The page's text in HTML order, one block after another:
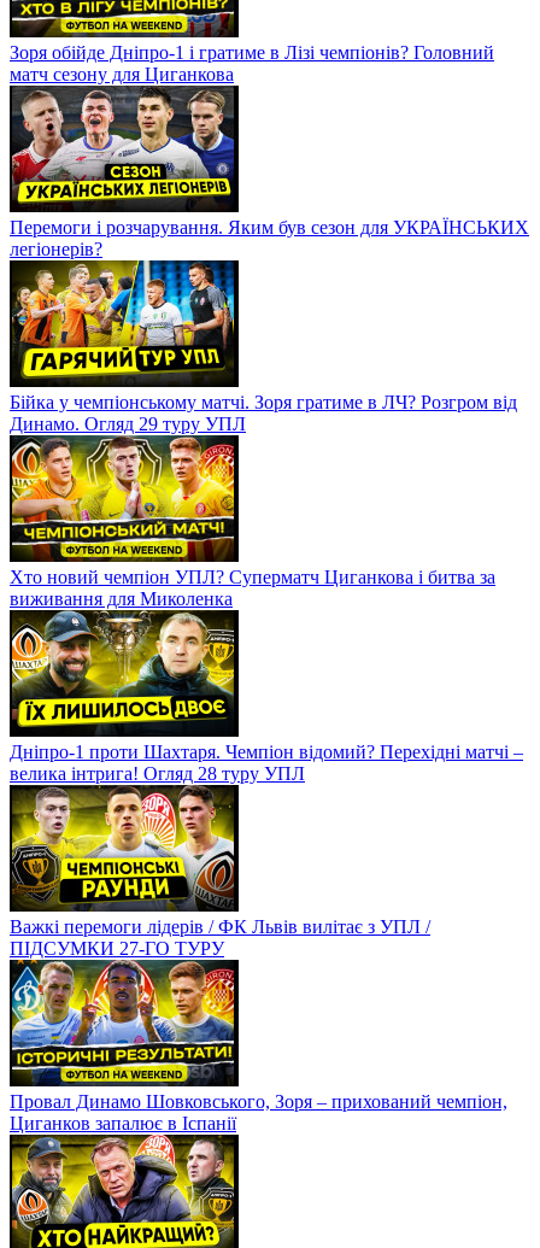
Зоря обійде Дніпро-1 і гратиме в Лізі чемпіонів? Головний
матч сезону для Циганкова
Перемоги і розчарування. Яким був сезон для УКРАЇНСЬКИХ
легіонерів?
Бійка у чемпіонському матчі. Зоря гратиме в ЛЧ? Розгром від
Динамо. Огляд 29 туру УПЛ
Хто новий чемпіон УПЛ? Суперматч Циганкова і битва за
виживання для Миколенка
Дніпро-1 проти Шахтаря. Чемпіон відомий? Перехідні матчі –
велика інтрига! Огляд 28 туру УПЛ
Важкі перемоги лідерів / ФК Львів вилітає з УПЛ /
ПІДСУМКИ 27-ГО ТУРУ
Провал Динамо Шовковського, Зоря – прихований чемпіон,
Циганков запалює в Іспанії